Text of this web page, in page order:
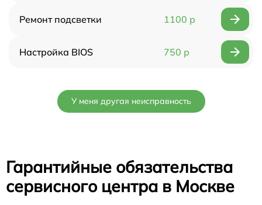
Ремонт подсветки 1100 р
Настройка BIOS 750 р
У меня другая неисправность
Гарантийные обязательства
сервисного центра в Москве